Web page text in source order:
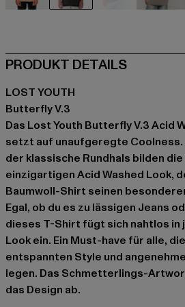
PRODUKT DETAILS
LOST YOUTH
Butterfly V.3
Das Lost Youth Butterfly V.3 Acid
setzt auf unaufgeregte Coolness.
der klassische Rundhals bilden
einzigartigen Acid Washed Look,
Baumwoll-Shirt seinen
Egal, ob du es zu lässigen Jeans
dieses T-Shirt fügt sich nahtlos
Look ein. Ein Must-have für alle,
entspannten Style und
legen. Das Schmetterlings-
das Design ab.